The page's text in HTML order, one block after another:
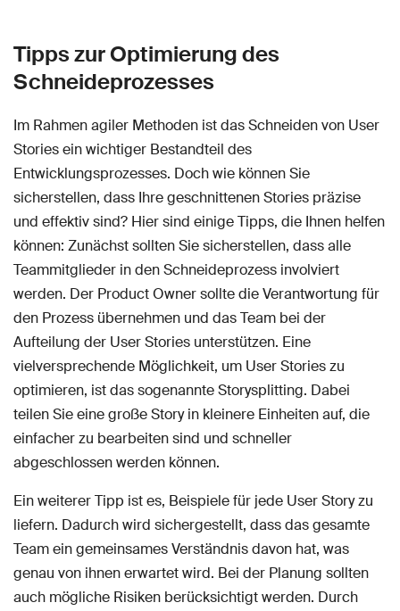
Tipps zur Optimierung des
Schneideprozesses
Im Rahmen agiler Methoden ist das Schneiden von User
Stories ein wichtiger Bestandteil des
Entwicklungsprozesses. Doch wie können Sie
sicherstellen, dass Ihre geschnittenen Stories präzise
und effektiv sind? Hier sind einige Tipps, die Ihnen helfen
können: Zunächst sollten Sie sicherstellen, dass alle
Teammitglieder in den Schneideprozess involviert
werden. Der Product Owner sollte die Verantwortung für
den Prozess übernehmen und das Team bei der
Aufteilung der User Stories unterstützen. Eine
vielversprechende Möglichkeit, um User Stories zu
optimieren, ist das sogenannte Storysplitting. Dabei
teilen Sie eine große Story in kleinere Einheiten auf, die
einfacher zu bearbeiten sind und schneller
abgeschlossen werden können.
Ein weiterer Tipp ist es, Beispiele für jede User Story zu
liefern. Dadurch wird sichergestellt, dass das gesamte
Team ein gemeinsames Verständnis davon hat, was
genau von ihnen erwartet wird. Bei der Planung sollten
auch mögliche Risiken berücksichtigt werden. Durch